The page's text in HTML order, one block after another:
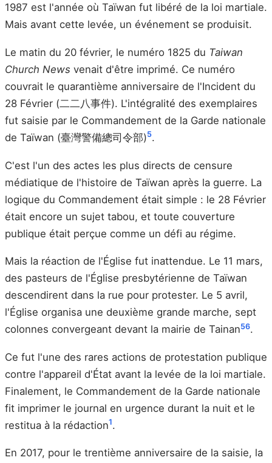
1987 est l'année où Taïwan fut libéré de la loi martiale.
Mais avant cette levée, un événement se produisit.
Le matin du 20 février, le numéro 1825 du Taiwan
Church News venait d'être imprimé. Ce numéro
couvrait le quarantième anniversaire de l'Incident du
28 Février (二二八事件). L'intégralité des exemplaires
fut saisie par le Commandement de la Garde nationale
de Taïwan (臺灣警備總司令部)5.
C'est l'un des actes les plus directs de censure
médiatique de l'histoire de Taïwan après la guerre. La
logique du Commandement était simple : le 28 Février
était encore un sujet tabou, et toute couverture
publique était perçue comme un défi au régime.
Mais la réaction de l'Église fut inattendue. Le 11 mars,
des pasteurs de l'Église presbytérienne de Taïwan
descendirent dans la rue pour protester. Le 5 avril,
l'Église organisa une deuxième grande marche, sept
colonnes convergeant devant la mairie de Tainan56.
Ce fut l'une des rares actions de protestation publique
contre l'appareil d'État avant la levée de la loi martiale.
Finalement, le Commandement de la Garde nationale
fit imprimer le journal en urgence durant la nuit et le
restitua à la rédaction1.
En 2017, pour le trentième anniversaire de la saisie, la